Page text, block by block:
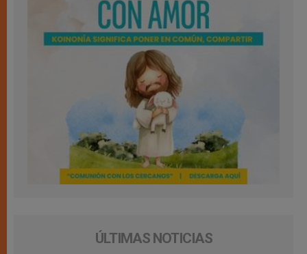
ÚLTIMAS NOTICIAS